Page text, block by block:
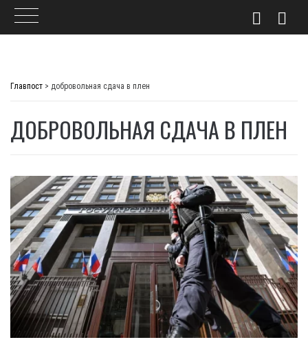
Главпост > добровольная сдача в плен
ДОБРОВОЛЬНАЯ СДАЧА В ПЛЕН